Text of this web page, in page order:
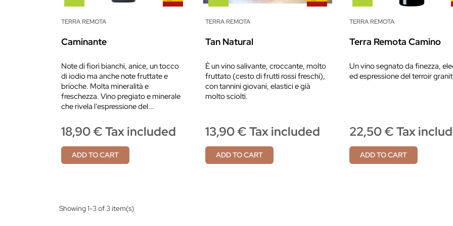
TERRA REMOTA
Caminante
Note di fiori bianchi, anice, un tocco
di iodio ma anche note fruttate e
brioche. Molta mineralità e
freschezza. Vino pregiato e minerale
che rivela l'espressione del...
18,90 € Tax included
ADD TO CART
TERRA REMOTA
Tan Natural
È un vino salivante, croccante, molto
fruttato (cesto di frutti rossi freschi),
con tannini giovani, elastici e già
molto sciolti.
13,90 € Tax included
ADD TO CART
TERRA REMOTA
Terra Remota Camino
Un vino segnato da finezza,
ed espressione del terroir
22,50 € Tax
ADD TO CART
Showing 1-3 of 3 item(s)